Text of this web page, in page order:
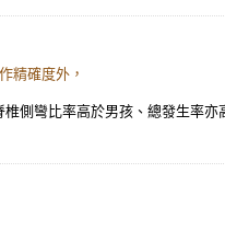
精確度外，
側彎比率高於男孩、總發生率